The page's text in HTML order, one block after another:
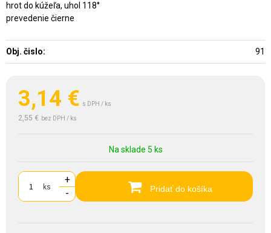
3,14 € s DPH / ks
2,55 € bez DPH / ks
Na sklade 5 ks
ks
+
-
Pridať do košíka
hrot do kúžeľa, uhol 118°
prevedenie čierne
Obj. čislo: 91